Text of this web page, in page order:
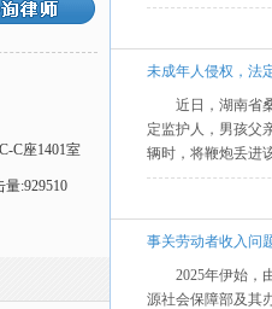
未成年人侵权，法
近日，湖南省
定监护人，男孩父
辆时，将鞭炮丢进
事关劳动者收入问
2025年伊始，
源社会保障部及其
C座1401室
量:929510